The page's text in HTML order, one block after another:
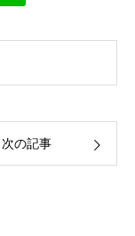
次の記事